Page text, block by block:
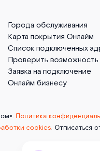
Города обслуживания
Карта покрытия Онлайм
Список подключенных
Проверить
Заявка на подключение
Онлайм бизнесу
Политика
cookies. Отписаться